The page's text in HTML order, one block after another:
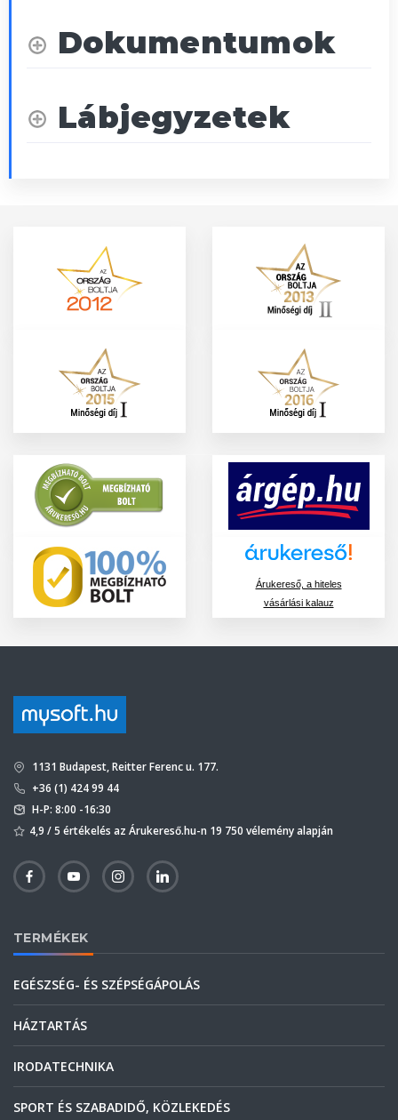
Dokumentumok
Lábjegyzetek
Árukereső, a hiteles
vásárlási kalauz
1131 Budapest, Reitter Ferenc u. 177.
+36 (1) 424 99 44
H-P: 8:00 -16:30
4,9 / 5 értékelés az Árukereső.hu-n 19 750 vélemény alapján
TERMÉKEK
EGÉSZSÉG- ÉS SZÉPSÉGÁPOLÁS
HÁZTARTÁS
IRODATECHNIKA
SPORT ÉS SZABADIDŐ, KÖZLEKEDÉS